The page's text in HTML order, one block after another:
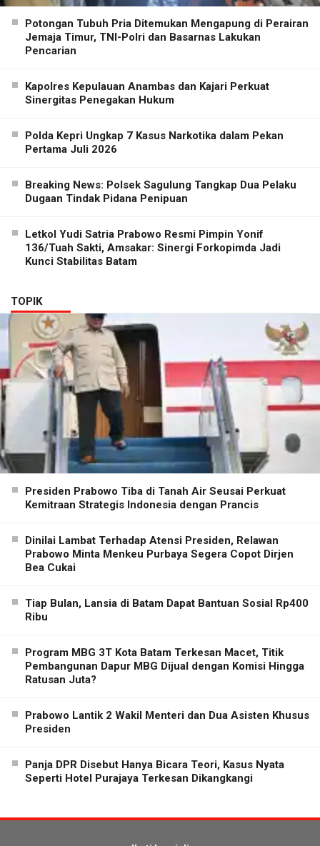
Potongan Tubuh Pria Ditemukan Mengapung di Perairan
Jemaja Timur, TNI-Polri dan Basarnas Lakukan
Pencarian
Kapolres Kepulauan Anambas dan Kajari Perkuat
Sinergitas Penegakan Hukum
Polda Kepri Ungkap 7 Kasus Narkotika dalam Pekan
Pertama Juli 2026
Breaking News: Polsek Sagulung Tangkap Dua Pelaku
Dugaan Tindak Pidana Penipuan
Letkol Yudi Satria Prabowo Resmi Pimpin Yonif
136/Tuah Sakti, Amsakar: Sinergi Forkopimda Jadi
Kunci Stabilitas Batam
TOPIK
Presiden Prabowo Tiba di Tanah Air Seusai Perkuat
Kemitraan Strategis Indonesia dengan Prancis
Dinilai Lambat Terhadap Atensi Presiden, Relawan
Prabowo Minta Menkeu Purbaya Segera Copot Dirjen
Bea Cukai
Tiap Bulan, Lansia di Batam Dapat Bantuan Sosial Rp400
Ribu
Program MBG 3T Kota Batam Terkesan Macet, Titik
Pembangunan Dapur MBG Dijual dengan Komisi Hingga
Ratusan Juta?
Prabowo Lantik 2 Wakil Menteri dan Dua Asisten Khusus
Presiden
Panja DPR Disebut Hanya Bicara Teori, Kasus Nyata
Seperti Hotel Purajaya Terkesan Dikangkangi